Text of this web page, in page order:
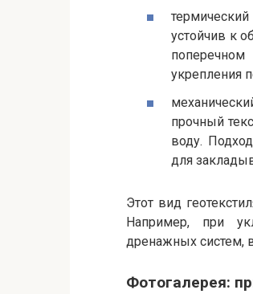
устойчив к
укрепления
прочный
воду.
для
Этот вид
Например, при
дренажных систем,
Фотогалерея: